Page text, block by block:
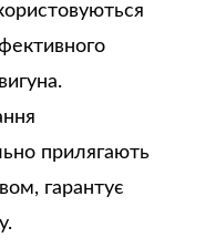
прилягають
гарантує